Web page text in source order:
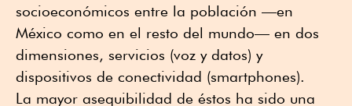
socioeconómicos entre la población —en
México como en el resto del mundo— en dos
dimensiones, servicios (voz y datos) y
dispositivos de conectividad (smartphones).
La mayor asequibilidad de éstos ha sido una